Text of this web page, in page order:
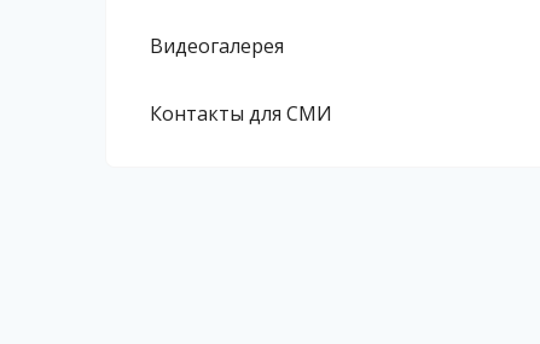
Видеогалерея
Контакты для СМИ